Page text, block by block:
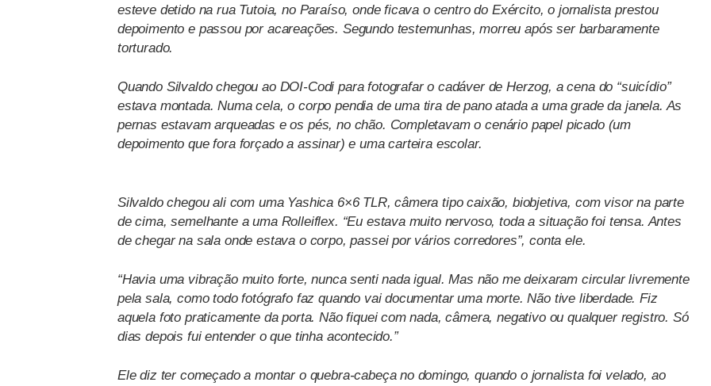
esteve detido na rua Tutoia, no Paraíso, onde ficava o centro do Exército, o jornalista prestou
depoimento e passou por acareações. Segundo testemunhas, morreu após ser barbaramente
torturado.
Quando Silvaldo chegou ao DOI-Codi para fotografar o cadáver de Herzog, a cena do “suicídio”
estava montada. Numa cela, o corpo pendia de uma tira de pano atada a uma grade da janela. As
pernas estavam arqueadas e os pés, no chão. Completavam o cenário papel picado (um
depoimento que fora forçado a assinar) e uma carteira escolar.
Silvaldo chegou ali com uma Yashica 6×6 TLR, câmera tipo caixão, biobjetiva, com visor na parte
de cima, semelhante a uma Rolleiflex. “Eu estava muito nervoso, toda a situação foi tensa. Antes
de chegar na sala onde estava o corpo, passei por vários corredores”, conta ele.
“Havia uma vibração muito forte, nunca senti nada igual. Mas não me deixaram circular livremente
pela sala, como todo fotógrafo faz quando vai documentar uma morte. Não tive liberdade. Fiz
aquela foto praticamente da porta. Não fiquei com nada, câmera, negativo ou qualquer registro. Só
dias depois fui entender o que tinha acontecido.”
Ele diz ter começado a montar o quebra-cabeça no domingo, quando o jornalista foi velado, ao